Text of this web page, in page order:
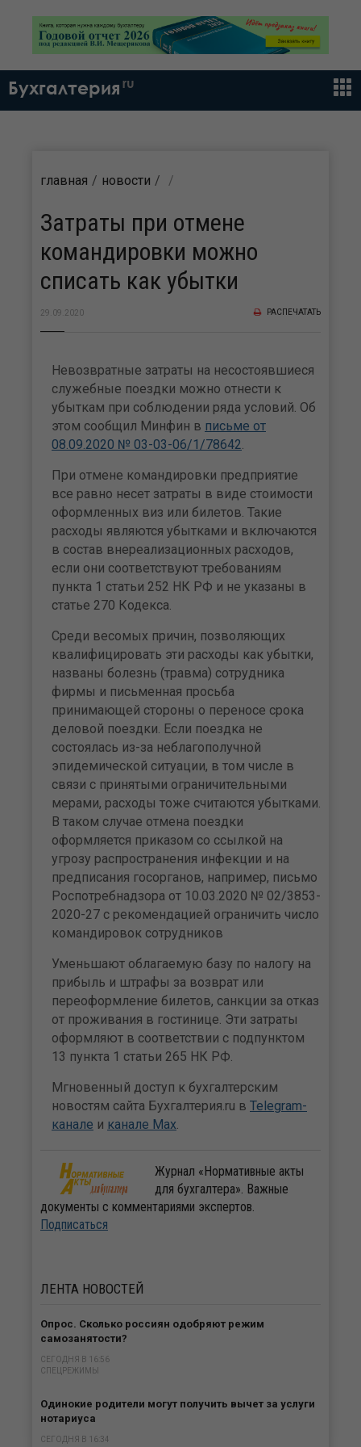
Бухгалтерия ru
главная новости
Затраты при отмене
командировки можно
списать как убытки
29.09.2020 РАСПЕЧАТАТЬ
Невозвратные затраты на несостоявшиеся
служебные поездки можно отнести к
убыткам при соблюдении ряда условий. Об
этом сообщил Минфин в письме от
08.09.2020 № 03-03-06/1/78642.
При отмене командировки предприятие
все равно несет затраты в виде стоимости
оформленных виз или билетов. Такие
расходы являются убытками и включаются
в состав внереализационных расходов,
если они соответствуют требованиям
пункта 1 статьи 252 НК РФ и не указаны в
статье 270 Кодекса.
Среди весомых причин, позволяющих
квалифицировать эти расходы как убытки,
названы болезнь (травма) сотрудника
фирмы и письменная просьба
принимающей стороны о переносе срока
деловой поездки. Если поездка не
состоялась из-за неблагополучной
эпидемической ситуации, в том числе в
связи с принятыми ограничительными
мерами, расходы тоже считаются убытками.
В таком случае отмена поездки
оформляется приказом со ссылкой на
угрозу распространения инфекции и на
предписания госорганов, например, письмо
Роспотребнадзора от 10.03.2020 № 02/3853-
2020-27 с рекомендацией ограничить число
командировок сотрудников
Уменьшают облагаемую базу по налогу на
прибыль и штрафы за возврат или
переоформление билетов, санкции за отказ
от проживания в гостинице. Эти затраты
оформляют в соответствии с подпунктом
13 пункта 1 статьи 265 НК РФ.
Мгновенный доступ к бухгалтерским
новостям сайта Бухгалтерия.ru в Telegram-
канале и канале Max.
Журнал «Нормативные акты
для бухгалтера». Важные
документы с комментариями экспертов.
Подписаться
ЛЕНТА НОВОСТЕЙ
Опрос. Сколько россиян одобряют режим
самозанятости?
СЕГОДНЯ В 16:56
СПЕЦРЕЖИМЫ
Одинокие родители могут получить вычет за услуги
нотариуса
СЕГОДНЯ В 16:34